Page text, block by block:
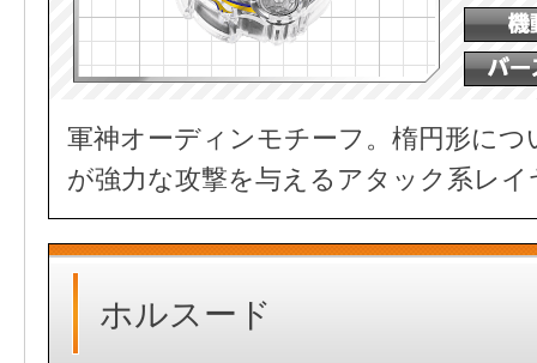
軍神オーディンモチーフ。楕円形に
が強力な攻撃を与えるアタック系レイ
ホルスード